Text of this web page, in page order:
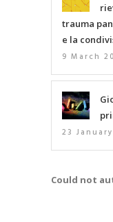
trauma
e la
9 March
23
Could not